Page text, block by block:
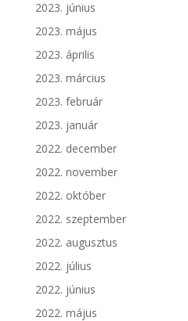
2023. június
2023. május
2023. április
2023. március
2023. február
2023. január
2022. december
2022. november
2022. október
2022. szeptember
2022. augusztus
2022. július
2022. június
2022. május